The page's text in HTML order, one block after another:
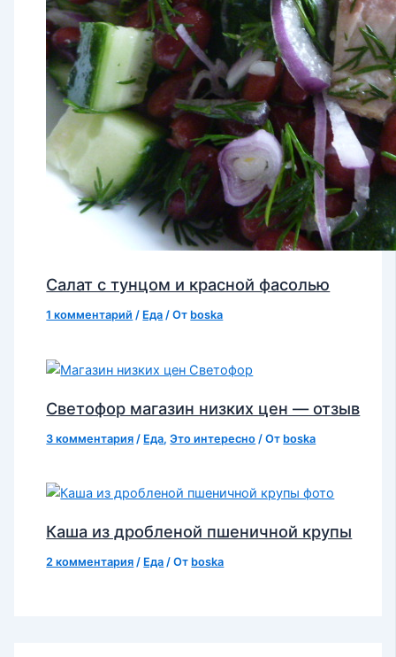
Салат с тунцом и красной фасолью
1 комментарий / Еда / От boska
Светофор магазин низких цен — отзыв
3 комментария / Еда,Это интересно / От boska
Каша из дробленой пшеничной крупы
2 комментария / Еда / От boska